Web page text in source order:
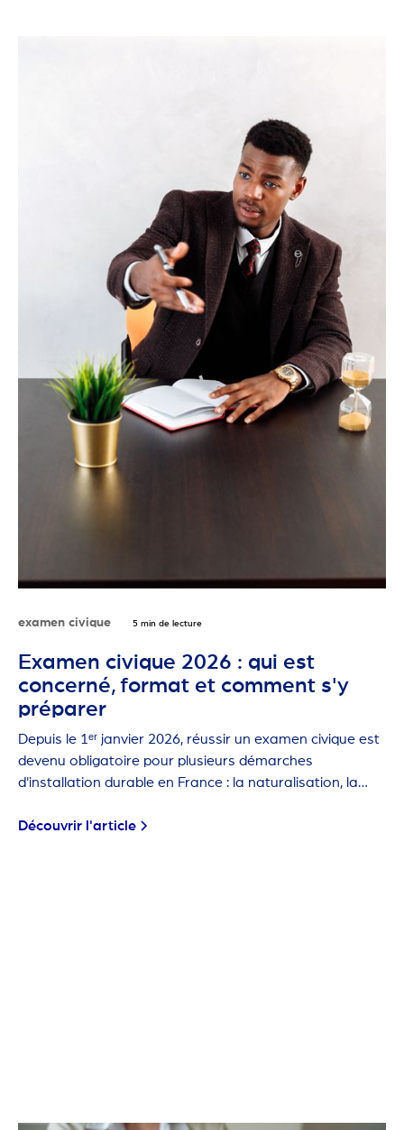
examen civique 5 min de lecture
Examen civique 2026 : qui est
concerné, format et comment s'y
préparer
Depuis le 1ᵉʳ janvier 2026, réussir un examen civique est
devenu obligatoire pour plusieurs démarches
d'installation durable en France : la naturalisation, la
séjour pluriannuelle.
Découvrir l'article